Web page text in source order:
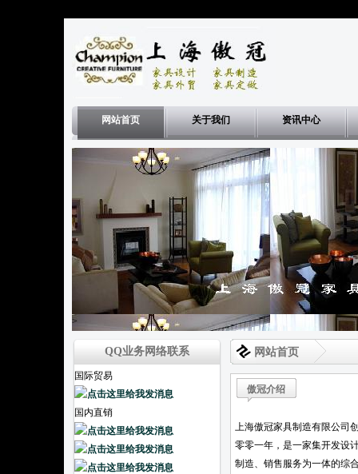
网站首页 关于我们 资讯中心
>
QQ业务网络联系
国际贸易
国内直销
网站首页
傲冠介绍
上海傲冠家具制造有限公司
零零一年，是一家集开发设
制造、销售服务为一体的综